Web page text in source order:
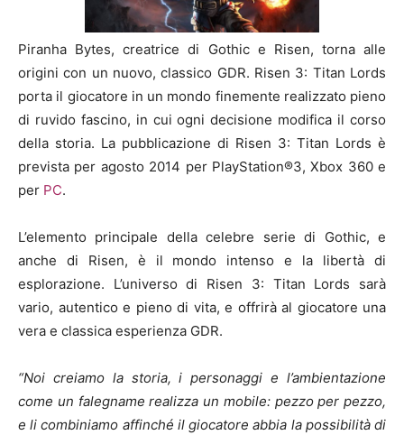
Piranha Bytes, creatrice di Gothic e Risen, torna alle
origini con un nuovo, classico GDR. Risen 3: Titan Lords
porta il giocatore in un mondo finemente realizzato pieno
di ruvido fascino, in cui ogni decisione modifica il corso
della storia. La pubblicazione di Risen 3: Titan Lords è
prevista per agosto 2014 per PlayStation®3, Xbox 360 e
per PC.
L’elemento principale della celebre serie di Gothic, e
anche di Risen, è il mondo intenso e la libertà di
esplorazione. L’universo di Risen 3: Titan Lords sarà
vario, autentico e pieno di vita, e offrirà al giocatore una
vera e classica esperienza GDR.
“Noi creiamo la storia, i personaggi e l’ambientazione
come un falegname realizza un mobile: pezzo per pezzo,
e li combiniamo affinché il giocatore abbia la possibilità di